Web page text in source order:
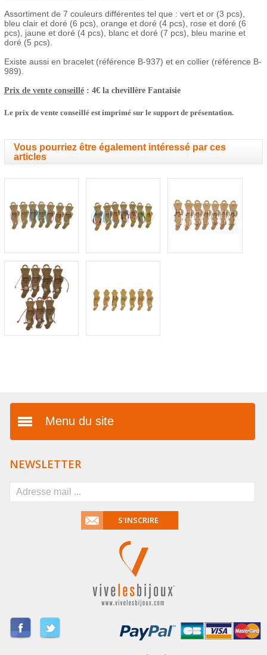
Assortiment de 7 couleurs différentes tel que : vert et or (3 pcs),
bleu clair et doré (6 pcs), orange et doré (4 pcs), rose et doré (6
pcs), jaune et doré (4 pcs), blanc et doré (7 pcs), bleu marine et
doré (5 pcs).
Existe aussi en bracelet (référence B-937) et en collier (référence B-
989).
Prix de vente conseillé: 4€ la chevillère Fantaisie
Le prix de vente conseillé est imprimé sur le support de présentation.
Vous pourriez être également intéressé par ces
articles
Menu du site
FAQ
Mentions légales
Conditions générales de
Livraison & paiement
Dropshipping
Partenaires
NEWSLETTER
S'INSCRIRE